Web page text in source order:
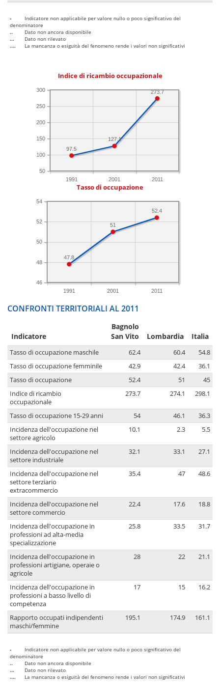
-
Indicatore non applicabile per valore nullo o poco significativo del
denominatore
..
Dato non ancora disponibile
...
Dato non rilevato
....
La mancanza o esiguità del fenomeno rende i valori non significativi
Indice di ricambio occupazionale
1991 2001 2011
50
100
150
200
250
300 273.7
127.1
97.5
Tasso di occupazione
1991 2001 2011
46
48
50
52
54
52.4
51
47.8
CONFRONTI TERRITORIALI AL 2011
Indicatore
Bagnolo
San Vito
Lombardia Italia
Tasso di occupazione maschile 62.4 60.4
54.8
Tasso di occupazione femminile
42.9 42.4
36.1
Tasso di occupazione
52.4 51
45
Indice di ricambio
occupazionale
273.7 274.1 298.1
Tasso di occupazione 15-29 anni 54 46.1
36.3
Incidenza dell'occupazione nel
settore agricolo
10.1 2.3 5.5
Incidenza dell'occupazione nel
settore industriale
32.1 33.1 27.1
Incidenza dell'occupazione nel
settore terziario
extracommercio
35.4 47 48.6
Incidenza dell'occupazione nel
settore commercio
22.4 17.6 18.8
Incidenza dell'occupazione in
professioni ad alta-media
specializzazione
25.8 33.5 31.7
Incidenza dell'occupazione in
professioni artigiane, operaie o
agricole
28 22 21.1
Incidenza dell'occupazione in
professioni a basso livello di
competenza
17 15 16.2
Rapporto occupati indipendenti
maschi/femmine
195.1 174.9 161.1
-
Indicatore non applicabile per valore nullo o poco significativo del
denominatore
..
Dato non ancora disponibile
...
Dato non rilevato
....
La mancanza o esiguità del fenomeno rende i valori non significativi